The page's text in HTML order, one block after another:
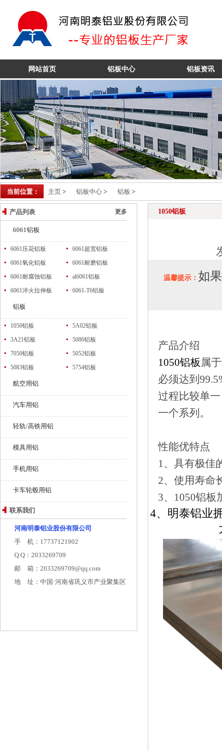
网站首页 铝板中心 铝板资讯
当前位置： 主页 > 铝板中心 > 铝板 >
更多
产品列表
6061铝板
6061压花铝板
6061超宽铝板
6061氧化铝板
6061耐磨铝板
6061耐腐蚀铝板
al6061铝板
6061淬火拉伸板
6061-T6铝板
铝板
1050铝板
5A02铝板
3A21铝板
5086铝板
7050铝板
5052铝板
5083铝板
5754铝板
航空用铝
汽车用铝
轻轨/高铁用铝
模具用铝
手机用铝
卡车轮毂用铝
联系我们
河南明泰铝业股份有限公司
手 机：17737121902
Q Q：2033269709
邮 箱：2033269709@qq.com
地 址：中国·河南省巩义市产业聚集区
1050铝板
温馨提示： 如
产品介绍
1050铝板属
必须达到
过程比较单
一个系列。
性能优特点
1、具有极佳
2、使用寿命
3、1050铝板
4、明泰铝业